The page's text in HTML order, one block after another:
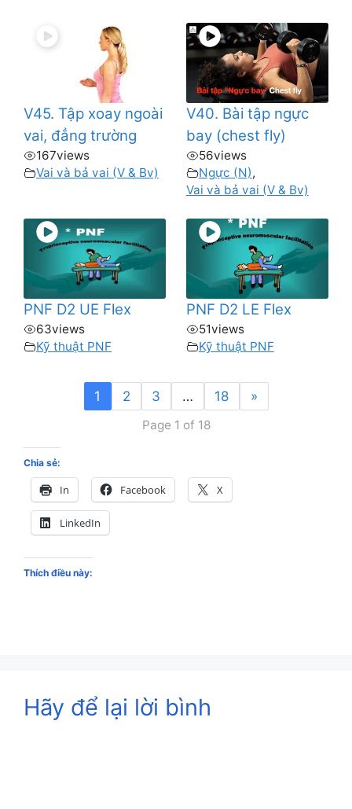
V45. Tập xoay ngoài
vai, đẳng trường
167views
Vai và bả vai (V & Bv)
V40. Bài tập ngực
bay (chest fly)
56views
Ngực (N),
Vai và bả vai (V & Bv)
PNF D2 UE Flex
63views
Kỹ thuật PNF
PNF D2 LE Flex
51views
Kỹ thuật PNF
1 2 3 … 18 »
Page 1 of 18
Chia sẻ:
In Facebook X
LinkedIn
Thích điều này:
Hãy để lại lời bình